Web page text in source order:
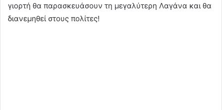
γιορτή θα παρασκευάσουν τη μεγαλύτερη Λαγάνα και θα
διανεμηθεί στους πολίτες!